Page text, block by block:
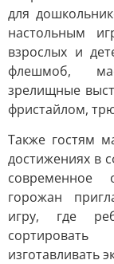
для
настольным
взрослых и
флешмоб,
зрелищные
фристайлом,
Также гостям
достижениях в
современное
горожан
игру, где
изготавливать